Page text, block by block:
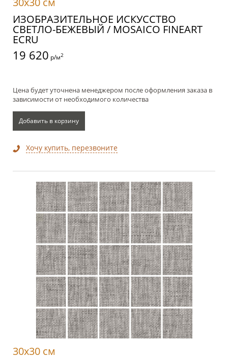
ИЗОБРАЗИТЕЛЬНОЕ ИСКУССТВО
СВЕТЛО-БЕЖЕВЫЙ / MOSAICO FINEART
ECRU
19 620 р/м2
Цена будет уточнена менеджером после оформления заказа в
зависимости от необходимого количества
Добавить в корзину
Хочу купить, перезвоните
30x30 см